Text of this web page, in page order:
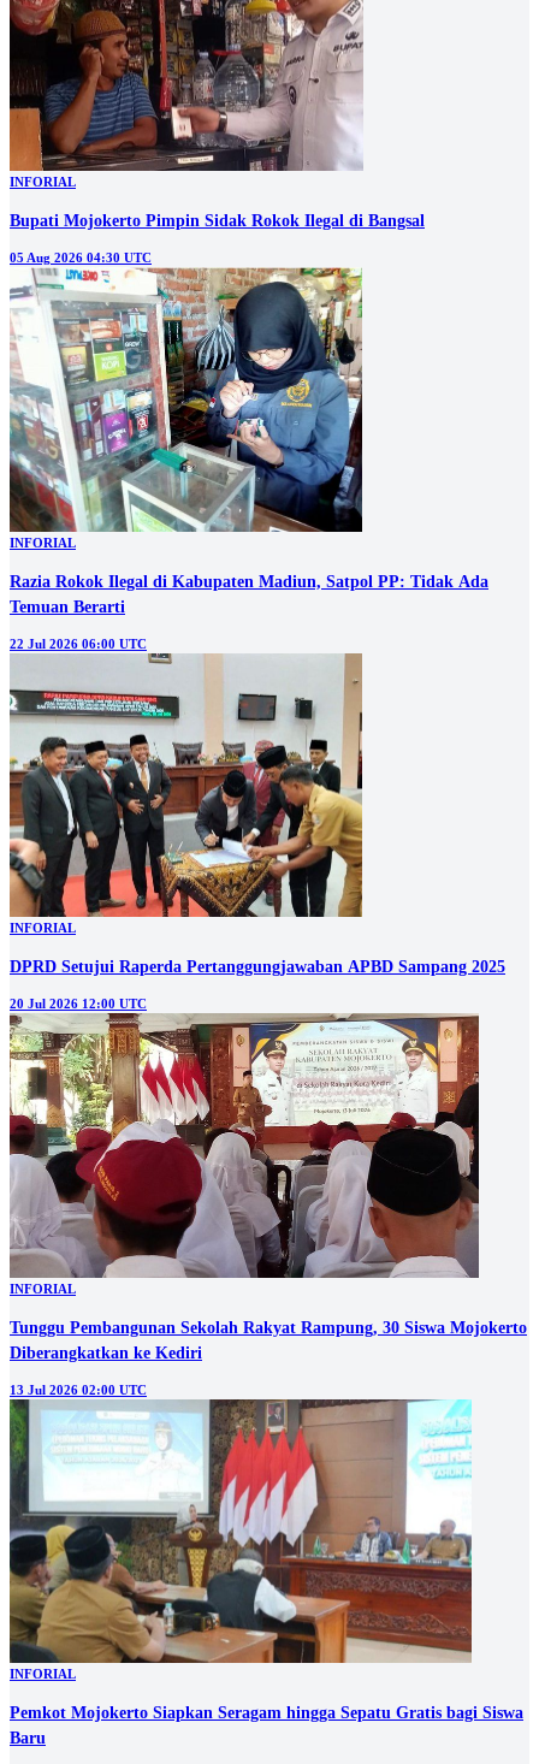
INFORIAL
Bupati Mojokerto Pimpin Sidak Rokok Ilegal di Bangsal
05 Aug 2026 04:30 UTC
INFORIAL
Razia Rokok Ilegal di Kabupaten Madiun, Satpol PP: Tidak Ada
Temuan Berarti
22 Jul 2026 06:00 UTC
INFORIAL
DPRD Setujui Raperda Pertanggungjawaban APBD Sampang 2025
20 Jul 2026 12:00 UTC
INFORIAL
Tunggu Pembangunan Sekolah Rakyat Rampung, 30 Siswa Mojokerto
Diberangkatkan ke Kediri
13 Jul 2026 02:00 UTC
INFORIAL
Pemkot Mojokerto Siapkan Seragam hingga Sepatu Gratis bagi Siswa
Baru